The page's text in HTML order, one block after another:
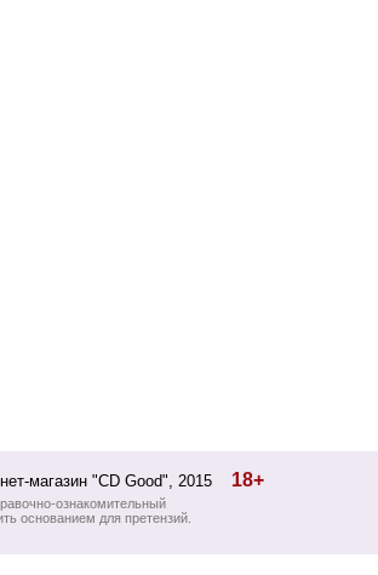
магазин "CD Good", 2015 18+
ознакомительный
основанием для претензий.